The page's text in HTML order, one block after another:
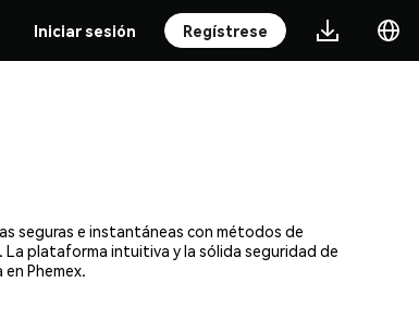
Iniciar sesión Regístrese
seguras e instantáneas con métodos de
plataforma intuitiva y la sólida seguridad de
Phemex.